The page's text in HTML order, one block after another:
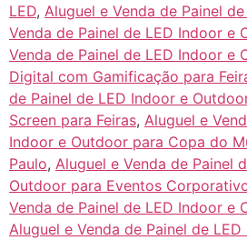
LED, Aluguel e Venda de Painel
Venda de Painel de LED Indoor e
Venda de Painel de LED Indoor e
Digital com Gamificação para
de Painel de LED Indoor e
Screen para Feiras, Aluguel e
Indoor e Outdoor para Copa do
Paulo, Aluguel e Venda de Painel
Outdoor para Eventos
Venda de Painel de LED Indoor e
Aluguel e Venda de Painel de